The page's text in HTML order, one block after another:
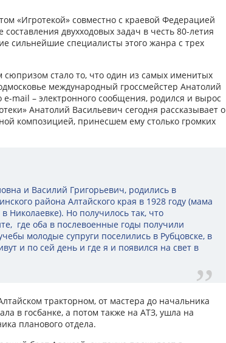
«Игротекой» совместно с краевой Федерацией
двухходовых задач в честь 80-летия
сильнейшие специалисты этого жанра с трех
стало то, что один из самых именитых
международный гроссмейстер Анатолий
е-mail – электронного сообщения, родился и вырос
Анатолий Васильевич сегодня рассказывает о
композицией, принесшем ему столько громких
и Василий Григорьевич, родились в
района Алтайского края в 1928 году (мама
Николаевке). Но получилось так, что
где оба в послевоенные годы получили
молодые супруги поселились в Рубцовске, в
и по сей день и где я и появился на свет в
тракторном, от мастера до начальника
в госбанке, а потом также на АТЗ, ушла на
планового отдела.